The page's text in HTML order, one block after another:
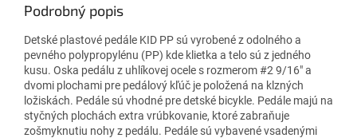
Podrobný popis
Detské plastové pedále KID PP sú vyrobené z odolného a
pevného polypropylénu (PP) kde klietka a telo sú z jedného
kusu. Oska pedálu z uhlíkovej ocele s rozmerom #2 9/16" a
dvomi plochami pre pedálový kľúč je položená na klzných
ložiskách. Pedále sú vhodné pre detské bicykle. Pedále majú na
styčných plochách extra vrúbkovanie, ktoré zabraňuje
zošmyknutiu nohy z pedálu. Pedále sú vybavené vsadenými